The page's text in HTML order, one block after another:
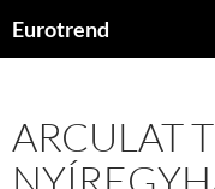
Eurotrend
ARCULAT